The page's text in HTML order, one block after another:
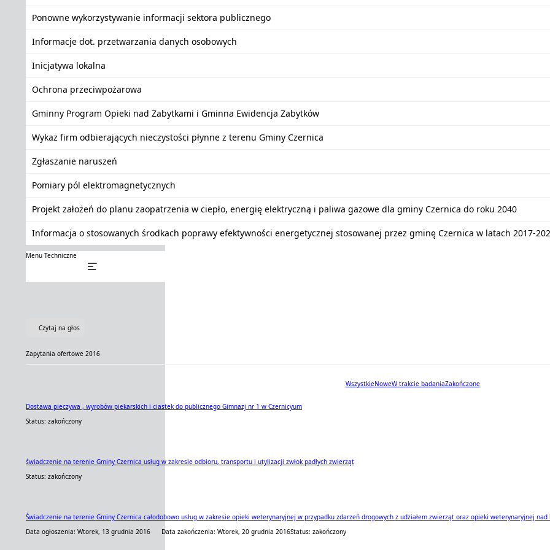
Ponowne wykorzystywanie informacji sektora publicznego
Informacje dot. przetwarzania danych osobowych
Inicjatywa lokalna
Ochrona przeciwpożarowa
Gminny Program Opieki nad Zabytkami i Gminna Ewidencja Zabytków
Wykaz firm odbierających nieczystości płynne z terenu Gminy Czernica
Zgłaszanie naruszeń
Pomiary pól elektromagnetycznych
Projekt założeń do planu zaopatrzenia w ciepło, energię elektryczną i paliwa gazowe dla gminy Czernica do roku 2040
Informacja o stosowanych środkach poprawy efektywności energetycznej stosowanej przez gminę Czernica w latach 2017-
Menu Techniczne
Czytaj na głos
Zapytania ofertowe 2016
WszystkieNoweW trakcie badaniaZakończone
Dostawa pieczywa , wyrobów piekarskich i ciastek do publicznego Gimnazj nr 1 w Czernicyum
Status: zakończony
świadczenie na terenie Gminy Czernica usług w zakresie odbioru, transportu i utylizacji zwłok padłych zwierząt
Status: zakończony
Świadczenie na terenie Gminy Czernica całodobowo usług w zakresie opieki weterynaryjnej w przypadku zdarzeń drogowych z udziałem zwierząt oraz opieki weterynaryjnej
Data ogłoszenia: Wtorek, 13 grudnia 2016 Data zakończenia: Wtorek, 20 grudnia 2016Status: zakończony